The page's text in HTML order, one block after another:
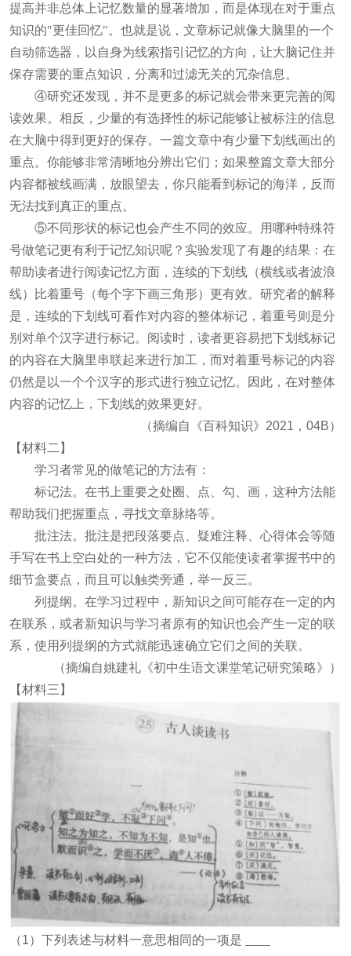
提高并非总体上记忆数量的显著增加，而是体现在对于重点
知识的"更佳回忆"。也就是说，文章标记就像大脑里的一个
自动筛选器，以自身为线索指引记忆的方向，让大脑记住并
保存需要的重点知识，分离和过滤无关的冗杂信息。
④研究还发现，并不是更多的标记就会带来更完善的阅
读效果。相反，少量的有选择性的标记能够让被标注的信息
在大脑中得到更好的保存。一篇文章中有少量下划线画出的
重点。你能够非常清晰地分辨出它们；如果整篇文章大部分
内容都被线画满，放眼望去，你只能看到标记的海洋，反而
无法找到真正的重点。
⑤不同形状的标记也会产生不同的效应。用哪种特殊符
号做笔记更有利于记忆知识呢？实验发现了有趣的结果：在
帮助读者进行阅读记忆方面，连续的下划线（横线或者波浪
线）比着重号（每个字下画三角形）更有效。研究者的解释
是，连续的下划线可看作对内容的整体标记，着重号则是分
别对单个汉字进行标记。阅读时，读者更容易把下划线标记
的内容在大脑里串联起来进行加工，而对着重号标记的内容
仍然是以一个个汉字的形式进行独立记忆。因此，在对整体
内容的记忆上，下划线的效果更好。
（摘编自《百科知识》2021，04B）
【材料二】
学习者常见的做笔记的方法有：
标记法。在书上重要之处圈、点、勾、画，这种方法能
帮助我们把握重点，寻找文章脉络等。
批注法。批注是把段落要点、疑难注释、心得体会等随
手写在书上空白处的一种方法，它不仅能使读者掌握书中的
细节盒要点，而且可以触类旁通，举一反三。
列提纲。在学习过程中，新知识之间可能存在一定的内
在联系，或者新知识与学习者原有的知识也会产生一定的联
系，使用列提纲的方式就能迅速确立它们之间的关联。
（摘编自姚建礼《初中生语文课堂笔记研究策略》）
【材料三】
（1）下列表述与材料一意思相同的一项是